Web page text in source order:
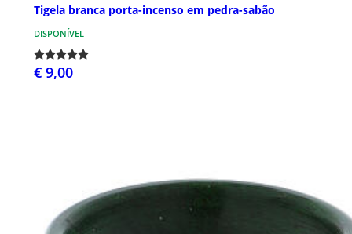
Tigela branca porta-incenso em pedra-sabão
DISPONÍVEL
€ 9,00